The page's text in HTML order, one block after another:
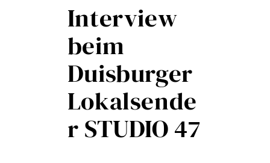
WeiterlesenInterview
beim
Duisburger
Lokalsende
r STUDIO 47